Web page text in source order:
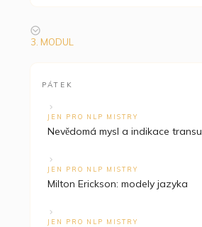
3. MODUL
PÁTEK
JEN PRO NLP MISTRY
Nevědomá mysl a indikace transu
JEN PRO NLP MISTRY
Milton Erickson: modely jazyka
JEN PRO NLP MISTRY